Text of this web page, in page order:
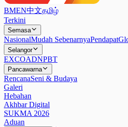
BMEN中文தமிழ்
Terkini
Semasa
NasionalMudah SebenarnyaPendapat
Selangor
EXCOADNPBT
Pancawarna
RencanaSeni & Budaya
Galeri
Hebahan
Akhbar Digital
SUKMA 2026
Aduan